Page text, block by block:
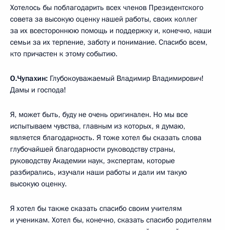
Хотелось бы поблагодарить всех членов Президентского
совета за высокую оценку нашей работы, своих коллег
за их всестороннюю помощь и поддержку и, конечно, наши
семьи за их терпение, заботу и понимание. Спасибо всем,
кто причастен к этому событию.
О.Чупахин: Глубокоуважаемый Владимир Владимирович!
Дамы и господа!
Я, может быть, буду не очень оригинален. Но мы все
испытываем чувства, главным из которых, я думаю,
является благодарность. Я тоже хотел бы сказать слова
глубочайшей благодарности руководству страны,
руководству Академии наук, экспертам, которые
разбирались, изучали наши работы и дали им такую
высокую оценку.
Я хотел бы также сказать спасибо своим учителям
и ученикам. Хотел бы, конечно, сказать спасибо родителям